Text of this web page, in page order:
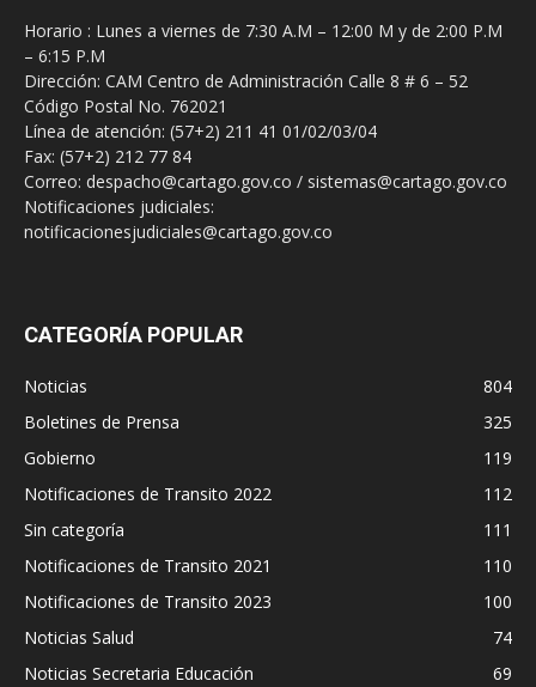
Horario : Lunes a viernes de 7:30 A.M – 12:00 M y de 2:00 P.M
– 6:15 P.M
Dirección: CAM Centro de Administración Calle 8 # 6 – 52
Código Postal No. 762021
Línea de atención: (57+2) 211 41 01/02/03/04
Fax: (57+2) 212 77 84
Correo: despacho@cartago.gov.co / sistemas@cartago.gov.co
Notificaciones judiciales:
notificacionesjudiciales@cartago.gov.co
CATEGORÍA POPULAR
Noticias
804
Boletines de Prensa
325
Gobierno
119
Notificaciones de Transito 2022
112
Sin categoría
111
Notificaciones de Transito 2021
110
Notificaciones de Transito 2023
100
Noticias Salud
74
Noticias Secretaria Educación
69